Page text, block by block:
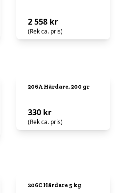
2 558 kr
(Rek ca. pris)
206A Härdare, 200 gr
330 kr
(Rek ca. pris)
206C Härdare 5 kg